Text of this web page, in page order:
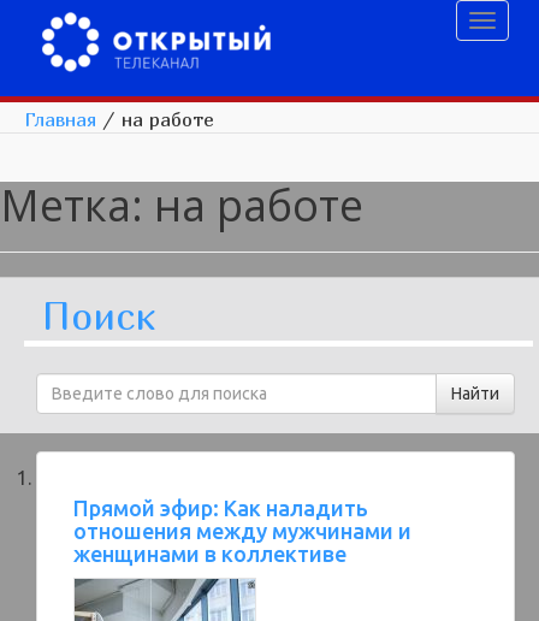
Главная / на работе
Метка: на работе
Поиск
Прямой эфир: Как наладить
отношения между мужчинами и
женщинами в коллективе